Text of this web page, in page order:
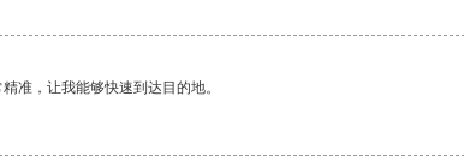
准，让我能够快速到达目的地。